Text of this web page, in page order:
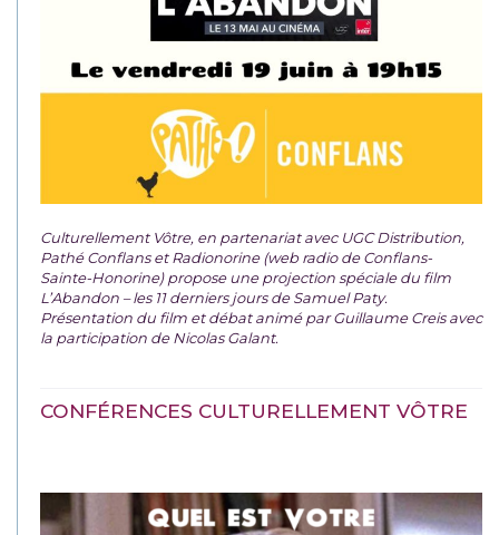
Culturellement Vôtre, en partenariat avec UGC Distribution,
Pathé Conflans et Radionorine (web radio de Conflans-
Sainte-Honorine) propose une projection spéciale du film
L’Abandon – les 11 derniers jours de Samuel Paty.
Présentation du film et débat animé par Guillaume Creis avec
la participation de Nicolas Galant.
CONFÉRENCES CULTURELLEMENT VÔTRE